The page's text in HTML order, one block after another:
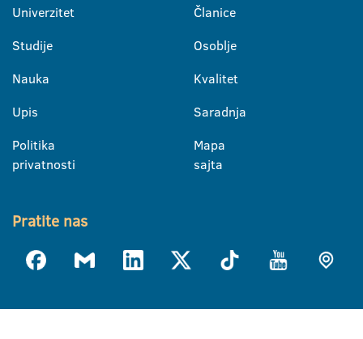
Univerzitet
Studije
Nauka
Upis
Politika
privatnosti
Članice
Osoblje
Kvalitet
Saradnja
Mapa
sajta
Pratite nas